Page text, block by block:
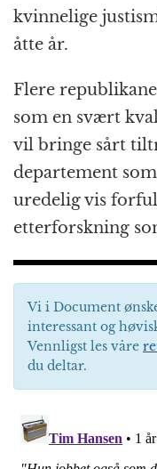
kvinnelige
åtte år.
Flere
som en svært
vil bringe sårt
departement
uredelig vis
etterforskning
Vi i Document
interessant og
Vennligst les våre
du deltar.